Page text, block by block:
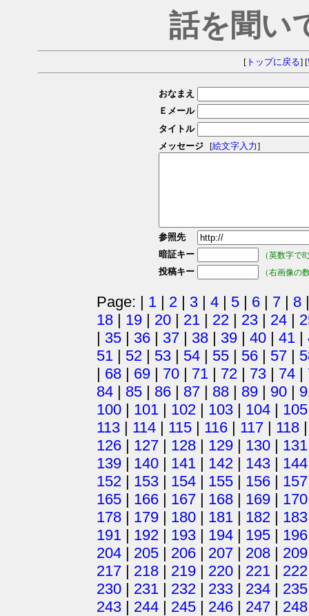
話を聞い
[トップに戻る] [
おなまえ
Ｅメール
タイトル
メッセージ
[絵文字入力]
参照先
暗証キー
（英数字で
投稿キー （右画像の
Page: | 1 | 2 | 3 | 4 | 5 | 6 | 7 | 8
18 | 19 | 20 | 21 | 22 | 23 | 24 |
| 35 | 36 | 37 | 38 | 39 | 40 | 41 |
51 | 52 | 53 | 54 | 55 | 56 | 57 |
| 68 | 69 | 70 | 71 | 72 | 73 | 74 |
84 | 85 | 86 | 87 | 88 | 89 | 90 |
100 | 101 | 102 | 103 | 104 | 105
113 | 114 | 115 | 116 | 117 | 118
126 | 127 | 128 | 129 | 130 | 131
139 | 140 | 141 | 142 | 143 | 144
152 | 153 | 154 | 155 | 156 | 157
165 | 166 | 167 | 168 | 169 | 170
178 | 179 | 180 | 181 | 182 | 183
191 | 192 | 193 | 194 | 195 | 196
204 | 205 | 206 | 207 | 208 | 209
217 | 218 | 219 | 220 | 221 | 222
230 | 231 | 232 | 233 | 234 | 235
243 | 244 | 245 | 246 | 247 | 248